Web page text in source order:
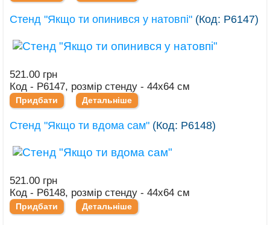
Стенд "Якщо ти опинився у натовпі" (Код: Р6147)
521.00 грн
Код - Р6147, розмір стенду - 44х64 см
Придбати Детальніше
Стенд "Якщо ти вдома сам" (Код: Р6148)
521.00 грн
Код - Р6148, розмір стенду - 44х64 см
Придбати Детальніше